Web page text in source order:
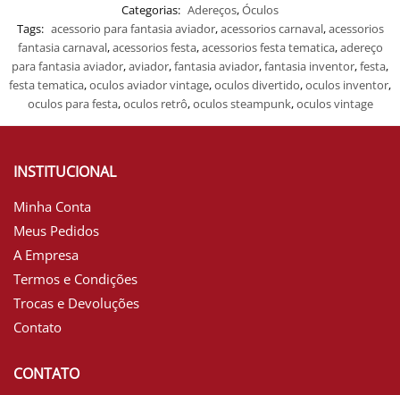
Categorias: Adereços,Óculos
Tags: acessorio para fantasia aviador,acessorios carnaval,acessorios
fantasia carnaval,acessorios festa,acessorios festa tematica,adereço
para fantasia aviador,aviador,fantasia aviador,fantasia inventor,festa,
festa tematica,oculos aviador vintage,oculos divertido,oculos inventor,
oculos para festa,oculos retrô,oculos steampunk,oculos vintage
INSTITUCIONAL
Minha Conta
Meus Pedidos
A Empresa
Termos e Condições
Trocas e Devoluções
Contato
CONTATO